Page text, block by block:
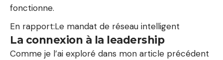
fonctionne.
En rapport:Le mandat de réseau intelligent
La connexion à la leadership
Comme je l’ai exploré dans mon article précédent